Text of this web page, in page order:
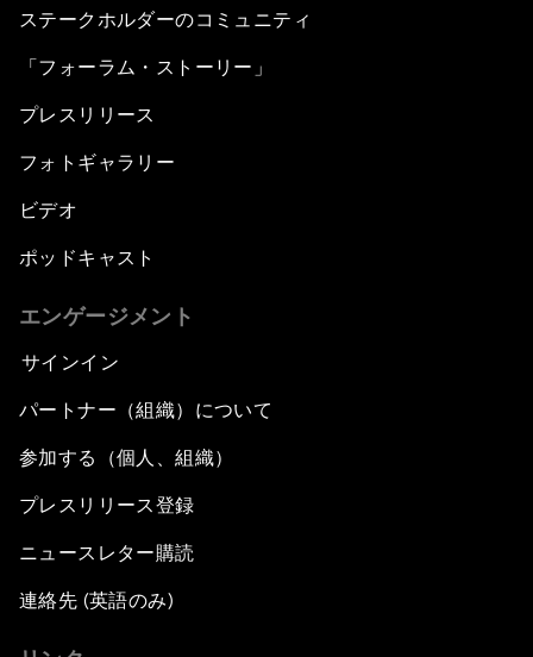
ステークホルダーのコミュニティ
「フォーラム・ストーリー」
プレスリリース
フォトギャラリー
ビデオ
ポッドキャスト
エンゲージメント
サインイン
パートナー（組織）について
参加する（個人、組織）
プレスリリース登録
ニュースレター購読
連絡先 (英語のみ)